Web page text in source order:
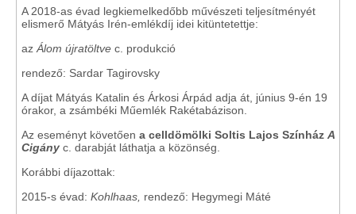
A 2018-as évad legkiemelkedőbb művészeti teljesítményét
elismerő Mátyás Irén-emlékdíj idei kitüntetettje:
az Álom újratöltve c. produkció
rendező: Sardar Tagirovsky
A díjat Mátyás Katalin és Árkosi Árpád adja át, június 9-én 19
órakor, a zsámbéki Műemlék Rakétabázison.
Az eseményt követően a celldömölki Soltis Lajos Színház A
Cigány c. darabját láthatja a közönség.
Korábbi díjazottak:
2015-s évad: Kohlhaas, rendező: Hegymegi Máté